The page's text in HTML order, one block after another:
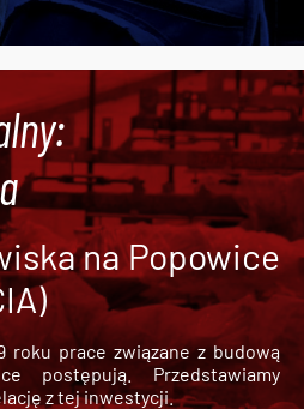
na Popowice
roku prace związane z budową
postępują. Przedstawiamy
z tej inwestycji.